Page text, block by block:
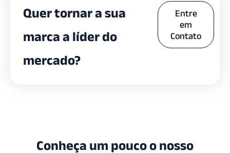
Quer tornar a sua
marca a líder do
mercado?
Entre
em
Contato
Conheça um pouco o nosso